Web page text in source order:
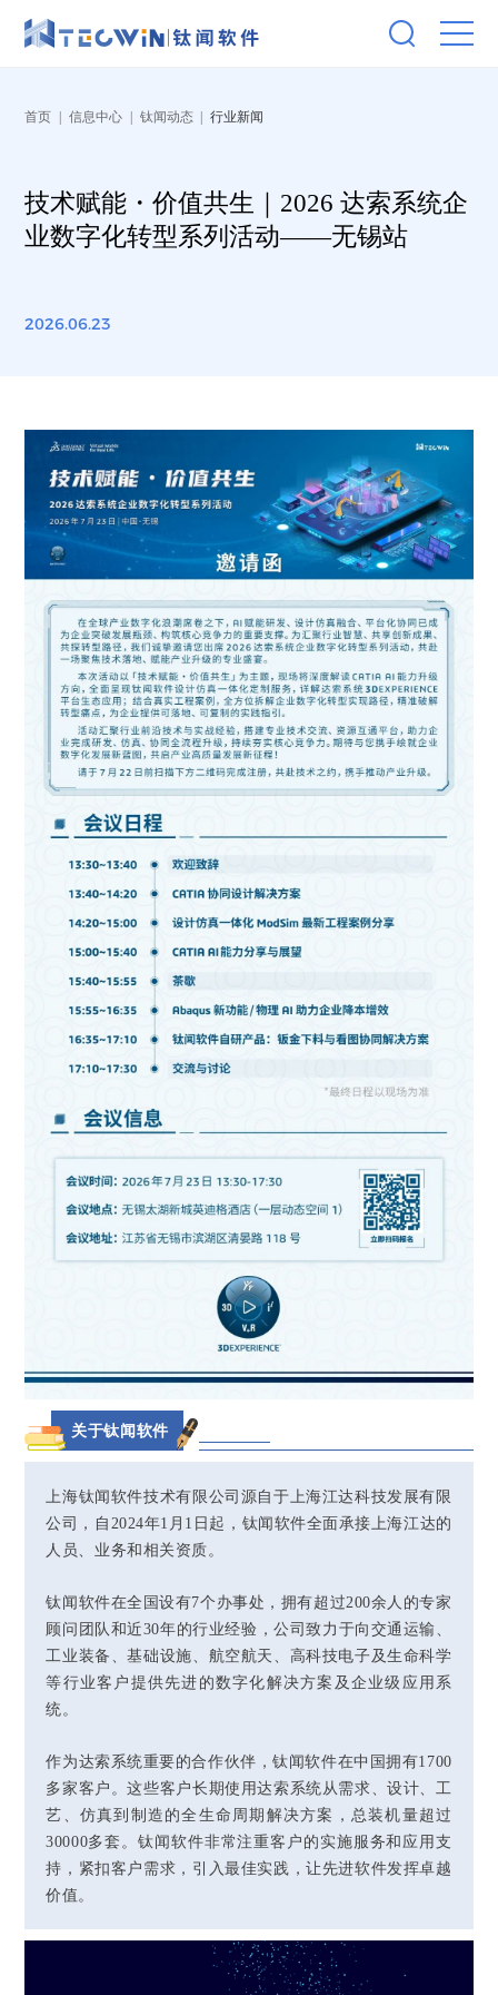
首页 信息中心 钛闻动态 行业新闻
技术赋能・价值共生｜2026 达索系统企
业数字化转型系列活动——无锡站
2026.06.23
关于钛闻软件
上海钛闻软件技术有限公司源自于上海江达科技发展有限
公司，自2024年1月1日起，钛闻软件全面承接上海江达的
人员、业务和相关资质。
钛闻软件在全国设有7个办事处，拥有超过200余人的专家
顾问团队和近30年的行业经验，公司致力于向交通运输、
工业装备、基础设施、航空航天、高科技电子及生命科学
等行业客户提供先进的数字化解决方案及企业级应用系
统。
作为达索系统重要的合作伙伴，钛闻软件在中国拥有1700
多家客户。这些客户长期使用达索系统从需求、设计、工
艺、仿真到制造的全生命周期解决方案，总装机量超过
30000多套。钛闻软件非常注重客户的实施服务和应用支
持，紧扣客户需求，引入最佳实践，让先进软件发挥卓越
价值。